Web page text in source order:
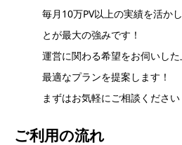
毎月10万PV以上の実績を活か
とが最大の強みです！
運営に関わる希望をお伺いし
最適なプランを提案します！
まずはお気軽にご相談ください
ご利用の流れ